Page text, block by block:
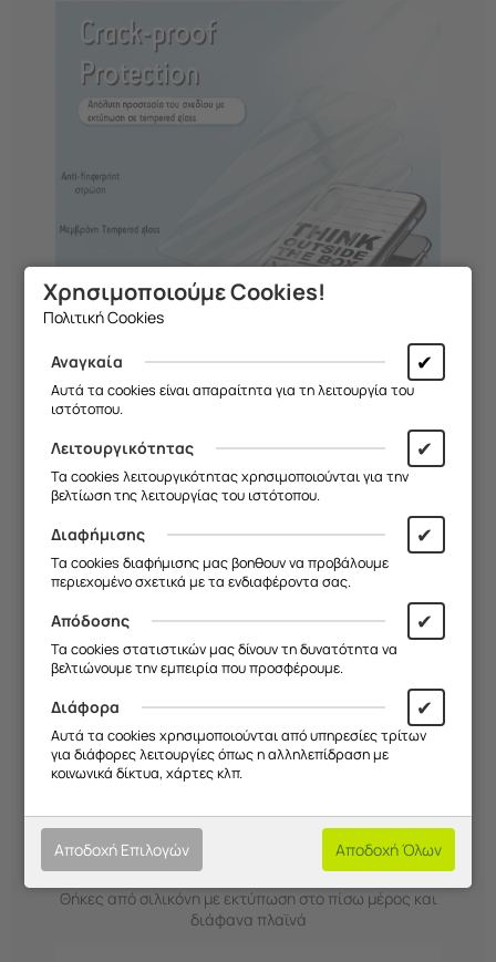
*Οι θήκες τυπώνονται κατόπιν
παραγγελίας!
Απόλυτη προστασία από κραδασμούς και
γρατζουνιές στο πίσω μέρος του κινητού
Επιλέξτε το μοντέλο σας με προσοχή!
Σχεδιασμός που επιτρέπει την εύκολη χρήση όλων
*Οι θήκες τυπώνονται κατόπιν παραγγελίας!
Θήκη Flexible TPU (Διάφανη Σιλικόνη)
Θήκες από σιλικόνη με εκτύπωση στο πίσω μέρος και
διάφανα πλαϊνά
Χρησιμοποιούμε Cookies!
Πολιτική Cookies
Αναγκαία ✔
Αυτά τα cookies είναι απαραίτητα για τη λειτουργία του
ιστότοπου.
Λειτουργικότητας ✔
Τα cookies λειτουργικότητας χρησιμοποιούνται για την
βελτίωση της λειτουργίας του ιστότοπου.
Διαφήμισης ✔
Τα cookies διαφήμισης μας βοηθουν να προβάλουμε
περιεχομένο σχετικά με τα ενδιαφέροντα σας.
Απόδοσης ✔
Τα cookies στατιστικών μας δίνουν τη δυνατότητα να
βελτιώνουμε την εμπειρία που προσφέρουμε.
Διάφορα ✔
Αυτά τα cookies χρησιμοποιούνται από υπηρεσίες τρίτων
για διάφορες λειτουργίες όπως η αλληλεπίδραση με
κοινωνικά δίκτυα, χάρτες κλπ.
Αποδοχή Επιλογών Αποδοχή Όλων